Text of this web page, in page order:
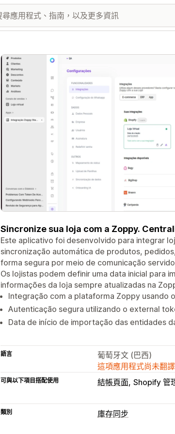
主要圖片圖庫
Sincronize sua loja com a Zoppy.
Este aplicativo foi desenvolvido para integrar
sincronização automática de produtos,
forma segura por meio de comunicação
Os lojistas podem definir uma data inicial para
informações da loja sempre atualizadas na
Integração com a plataforma Zoppy usando
Autenticação segura utilizando o external
Data de início de importação das entidades
語言
葡萄牙文 (巴西)
這項應用程式尚未翻
可與以下項目搭配使用 結帳頁面 Shopify 管
類別 庫存同步